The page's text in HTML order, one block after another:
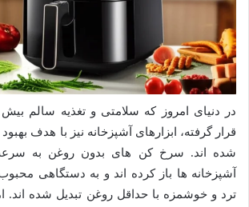
در دنیای امروز که سلامتی و تغذیه سالم
قرار گرفته، ابزارهای آشپزخانه نیز با هدف
شده اند. سرخ کن های بدون روغن به
آشپزخانه ها باز کرده اند و به دستگاهی
ترد و خوشمزه با حداقل روغن تبدیل شده اند.